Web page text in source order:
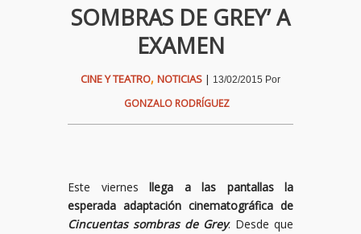
SOMBRAS DE GREY’ A
EXAMEN
CINE Y TEATRO, NOTICIAS | 13/02/2015 Por
GONZALO RODRÍGUEZ
Este viernes llega a las pantallas la
esperada adaptación cinematográfica de
Cincuentas sombras de Grey. Desde que